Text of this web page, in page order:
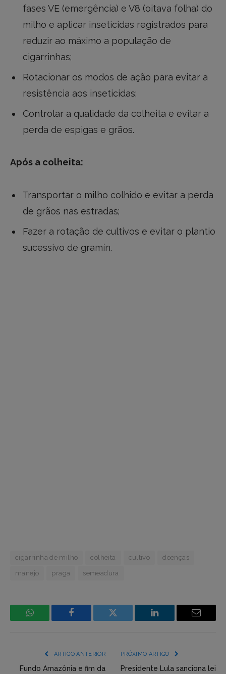
fases VE (emergência) e V8 (oitava folha) do
milho e aplicar inseticidas registrados para
reduzir ao máximo a população de
cigarrinhas;
Rotacionar os modos de ação para evitar a
resistência aos inseticidas;
Controlar a qualidade da colheita e evitar a
perda de espigas e grãos.
Após a colheita:
Transportar o milho colhido e evitar a perda
de grãos nas estradas;
Fazer a rotação de cultivos e evitar o plantio
sucessivo de gramín.
cigarrinha de milho colheita cultivo doenças
manejo praga semeadura
WhatsApp Facebook
Incorpore
(YouTube,
Twitter,
LinkedIn Email
ARTIGO ANTERIOR
Fundo Amazônia e fim da
PRÓXIMO ARTIGO
Presidente Lula sanciona lei